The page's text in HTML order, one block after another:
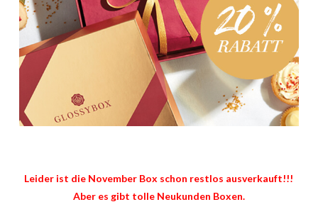
Leider ist die November Box schon restlos ausverkauft!!!
Aber es gibt tolle Neukunden Boxen.